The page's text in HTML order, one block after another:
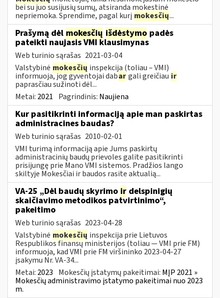
bei su juo susijusių sumų, atsiranda mokestinė
nepriemoka. Sprendime, pagal kurį mokesčių...
Prašymą dėl mokesčių išdėstymo padės
pateikti naujasis VMI klausimynas
Web turinio sąrašas 2021-03-04
Valstybinė mokesčių inspekcija (toliau – VMI)
informuoja, jog gyventojai dabargali greičiau ir
paprasčiau sužinoti dėl...
Metai: 2021 Pagrindinis: Naujiena
Kur pasitikrinti informaciją apie man paskirtas
administracines baudas?
Web turinio sąrašas 2010-02-01
VMI turimą informaciją apie Jums paskirtų
administracinių baudų prievoles galite pasitikrinti
prisijungę prie Mano VMI sistemos. Pradžios lango
skiltyje Mokesčiai ir baudos rasite aktualią...
VA-25 „Dėl baudų skyrimo ir delspinigių
skaičiavimo metodikos patvirtinimo“,
pakeitimo
Web turinio sąrašas 2023-04-28
Valstybinė mokesčių inspekcija prie Lietuvos
Respublikos finansų ministerijos (toliau ― VMI prie FM)
informuoja, kad VMI prie FM viršininko 2023-04-27
įsakymu Nr. VA-34...
Metai: 2023 Mokesčių įstatymų pakeitimai: MĮP 2021 »
Mokesčių administravimo įstatymo pakeitimai nuo 2023
m.